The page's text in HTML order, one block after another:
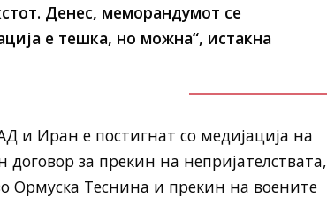
Денес, меморандумот се
е тешка, но можна“, истакна
и Иран е постигнат со медијација на
за прекин на непријателствата,
Ормуска Теснина и прекин на воените